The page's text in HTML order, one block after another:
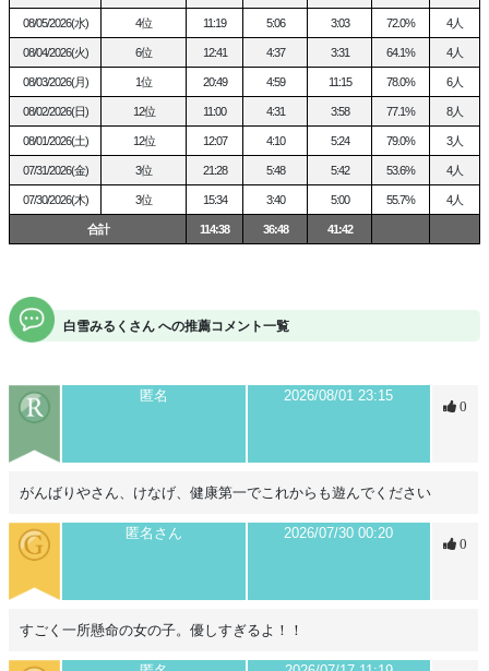
🍼パーティー♡エッチもOK🩷
・パーティー中は基本メインさんに集中してるけどのぞき＆秘密メッ
セOKです🩷
むしろ❣️秘密メッセージ大歓迎💌裏でこそこそ悪い事している背徳感、
イキがまさせられてるみたいでゾクゾクしちゃう…
⚠️パーティでは輪を乱すような言動は控えましょう🫡みんなで仲良く
あなたがいるから私がいます😌
いつもありがとう🥰
https://x.com/milk_Ab2?t=WbFzNxpkUoDOIX4VRxggJw&s=09
ポイント購入↓からしてくれたら
08/05/2026(水) 4位 11:19 5:06 3:03 72.0% 4人
08/04/2026(火) 6位 12:41 4:37 3:31 64.1% 4人
08/03/2026(月) 1位 20:49 4:59 11:15 78.0% 6人
08/02/2026(日) 12位 11:00 4:31 3:58 77.1% 8人
08/01/2026(土) 12位 12:07 4:10 5:24 79.0% 3人
07/31/2026(金) 3位 21:28 5:48 5:42 53.6% 4人
07/30/2026(木) 3位 15:34 3:40 5:00 55.7% 4人
合計 114:38 36:48 41:42
白雪みるくさん への推薦コメント一覧
匿名 2026/08/01 23:15
0
がんばりやさん、けなげ、健康第一でこれからも遊んでください
匿名さん 2026/07/30 00:20
0
すごく一所懸命の女の子。優しすぎるよ！！